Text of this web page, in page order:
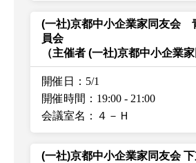
(一社)京都中小企業家同友会
員会
（主催者 (一社)京都中小企業家
開催日：5/1
開催時間：19:00 - 21:00
会議室名：４－Ｈ
(一社)京都中小企業家同友会